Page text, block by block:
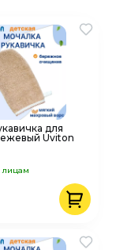
для
Uviton
лицам